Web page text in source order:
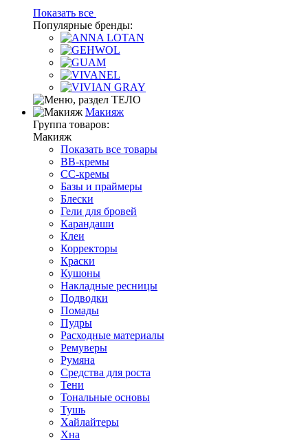
Показать все
Популярные бренды:
Макияж
Группа товаров:
Макияж
Показать все товары
BB-кремы
CC-кремы
Базы и праймеры
Блески
Гели для бровей
Карандаши
Клеи
Корректоры
Краски
Кушоны
Накладные ресницы
Подводки
Помады
Пудры
Расходные материалы
Ремуверы
Румяна
Средства для роста
Тени
Тональные основы
Тушь
Хайлайтеры
Хна